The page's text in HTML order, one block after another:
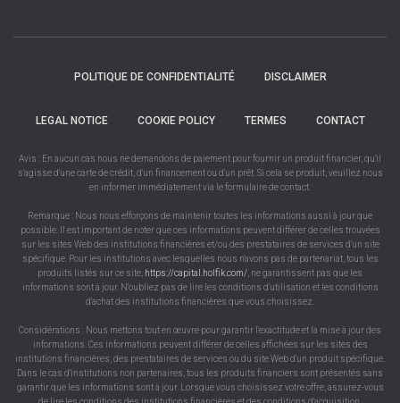
POLITIQUE DE CONFIDENTIALITÉ DISCLAIMER
LEGAL NOTICE COOKIE POLICY TERMES CONTACT
Avis : En aucun cas nous ne demandons de paiement pour fournir un produit financier, qu'il
s'agisse d'une carte de crédit, d'un financement ou d'un prêt. Si cela se produit, veuillez nous
en informer immédiatement via le formulaire de contact.
Remarque : Nous nous efforçons de maintenir toutes les informations aussi à jour que
possible. Il est important de noter que ces informations peuvent différer de celles trouvées
sur les sites Web des institutions financières et/ou des prestataires de services d'un site
spécifique. Pour les institutions avec lesquelles nous n'avons pas de partenariat, tous les
produits listés sur ce site, https://capital.holfik.com/ , ne garantissent pas que les
informations sont à jour. N'oubliez pas de lire les conditions d'utilisation et les conditions
d'achat des institutions financières que vous choisissez.
Considérations : Nous mettons tout en œuvre pour garantir l'exactitude et la mise à jour des
informations. Ces informations peuvent différer de celles affichées sur les sites des
institutions financières, des prestataires de services ou du site Web d'un produit spécifique.
Dans le cas d'institutions non partenaires, tous les produits financiers sont présentés sans
garantir que les informations sont à jour. Lorsque vous choisissez votre offre, assurez-vous